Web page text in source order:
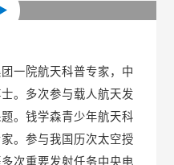
一院航天科普专家，中
。多次参与载人航天发
。钱学森青少年航天科
。参与我国历次太空授
次重要发射任务中央电